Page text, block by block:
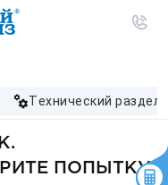
технический раздел
ПОПЫТКУ